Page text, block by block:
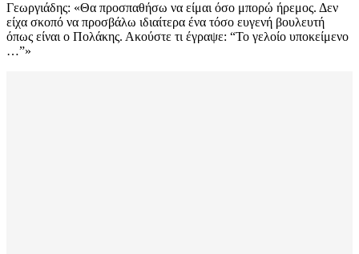
Γεωργιάδης: «Θα προσπαθήσω να είμαι όσο μπορώ ήρεμος. Δεν
είχα σκοπό να προσβάλω ιδιαίτερα ένα τόσο ευγενή βουλευτή
όπως είναι ο Πολάκης. Ακούστε τι έγραψε: “Το γελοίο υποκείμενο
…”»